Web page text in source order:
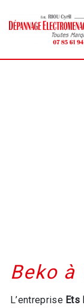
Beko à
L’entreprise Ets